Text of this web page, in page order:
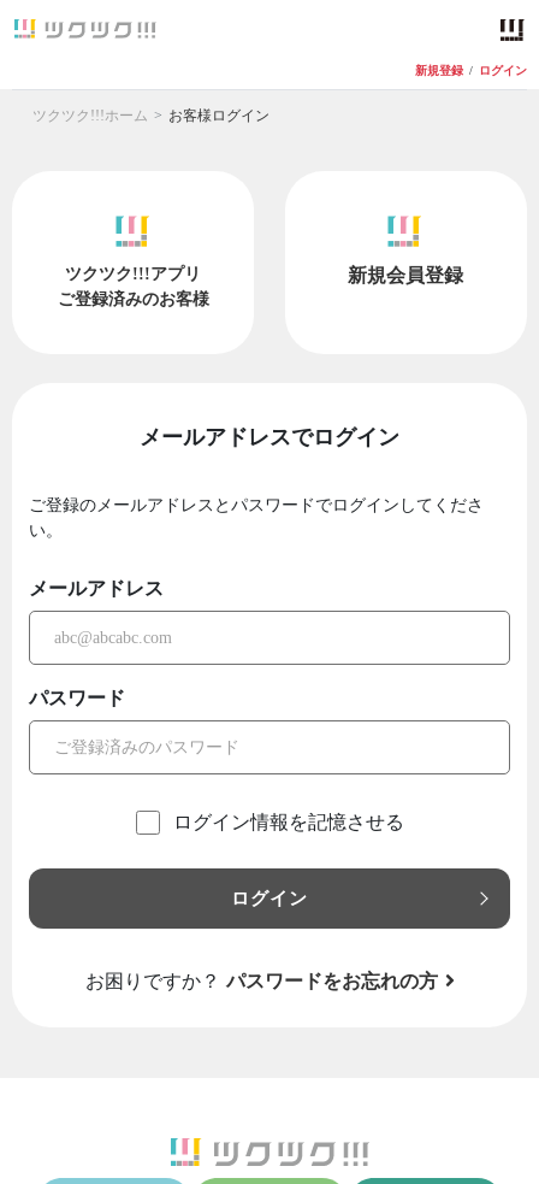
新規登録 / ログイン
ツクツク!!!ホーム お客様ログイン
ツクツク!!!アプリ
ご登録済みのお客様
新規会員登録
メールアドレスでログイン
ご登録のメールアドレスとパスワードでログインしてくださ
い。
メールアドレス
パスワード
ログイン情報を記憶させる
ログイン
お困りですか？ パスワードをお忘れの方